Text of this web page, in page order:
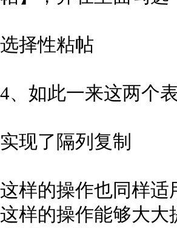
选择性粘帖
4、如此一来这两个
实现了隔列复制
这样的操作也同样适
这样的操作能够大大